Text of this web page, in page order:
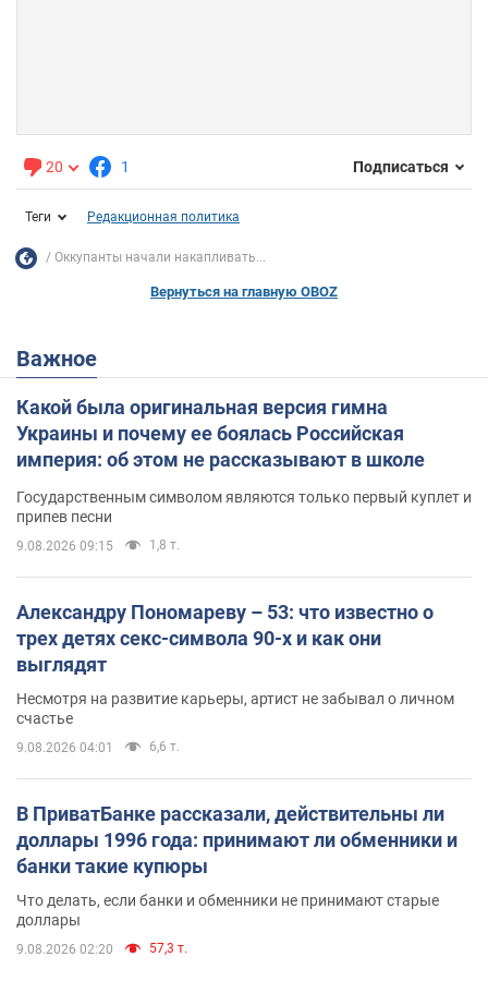
20 1 Подписаться
Теги Редакционная политика
Оккупанты начали накапливать...
Вернуться на главную OBOZ
Важное
Какой была оригинальная версия гимна
Украины и почему ее боялась Российская
империя: об этом не рассказывают в школе
Государственным символом являются только первый куплет и
припев песни
9.08.2026 09:15 1,8 т.
Александру Пономареву – 53: что известно о
трех детях секс-символа 90-х и как они
выглядят
Несмотря на развитие карьеры, артист не забывал о личном
счастье
9.08.2026 04:01 6,6 т.
В ПриватБанке рассказали, действительны ли
доллары 1996 года: принимают ли обменники и
банки такие купюры
Что делать, если банки и обменники не принимают старые
доллары
9.08.2026 02:20 57,3 т.